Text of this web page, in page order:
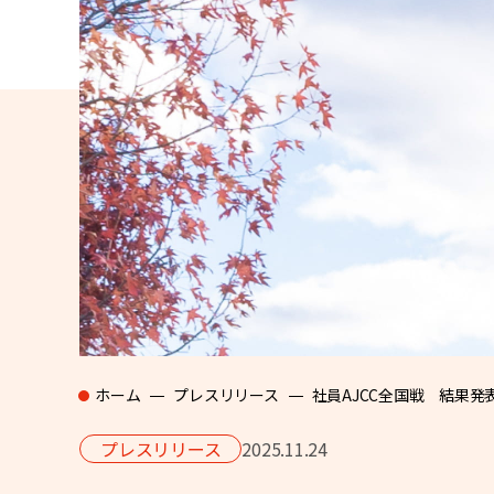
ホーム プレスリリース 社員AJCC全国戦 結果発
プレスリリース 2025.11.24